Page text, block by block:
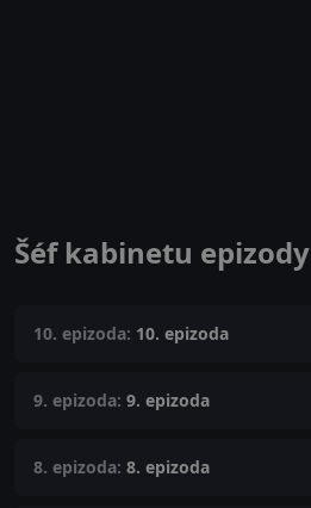
Šéf kabinetu epizody
10. epizoda: 10. epizoda
9. epizoda: 9. epizoda
8. epizoda: 8. epizoda